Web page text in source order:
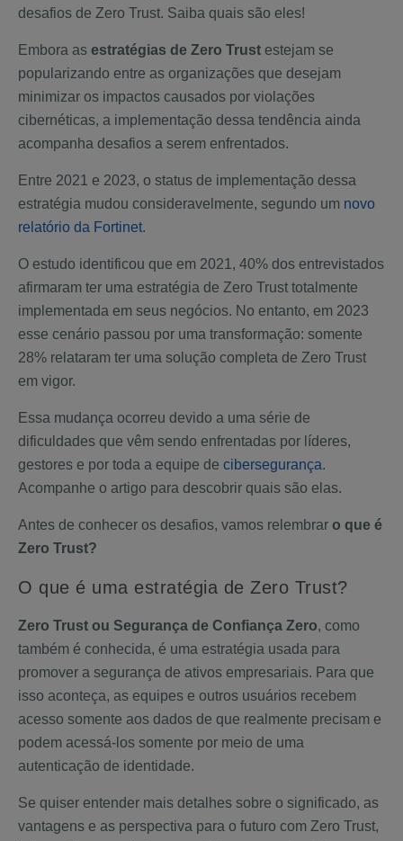
desafios de Zero Trust. Saiba quais são eles!
Embora as estratégias de Zero Trust estejam se
popularizando entre as organizações que desejam
minimizar os impactos causados por violações
cibernéticas, a implementação dessa tendência ainda
acompanha desafios a serem enfrentados.
Entre 2021 e 2023, o status de implementação dessa
estratégia mudou consideravelmente, segundo um novo
relatório da Fortinet.
O estudo identificou que em 2021, 40% dos entrevistados
afirmaram ter uma estratégia de Zero Trust totalmente
implementada em seus negócios. No entanto, em 2023
esse cenário passou por uma transformação: somente
28% relataram ter uma solução completa de Zero Trust
em vigor.
Essa mudança ocorreu devido a uma série de
dificuldades que vêm sendo enfrentadas por líderes,
gestores e por toda a equipe de cibersegurança.
Acompanhe o artigo para descobrir quais são elas.
Antes de conhecer os desafios, vamos relembrar o que é
Zero Trust?
O que é uma estratégia de Zero Trust?
Zero Trust ou Segurança de Confiança Zero, como
também é conhecida, é uma estratégia usada para
promover a segurança de ativos empresariais. Para que
isso aconteça, as equipes e outros usuários recebem
acesso somente aos dados de que realmente precisam e
podem acessá-los somente por meio de uma
autenticação de identidade.
Se quiser entender mais detalhes sobre o significado, as
vantagens e as perspectiva para o futuro com Zero Trust,